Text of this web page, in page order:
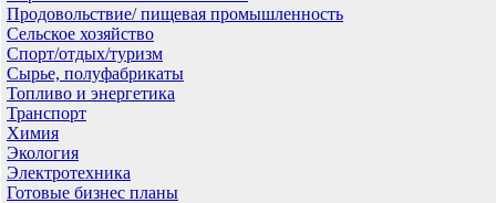
Продовольствие/ пищевая промышленность
Сельское хозяйство
Спорт/отдых/туризм
Сырье, полуфабрикаты
Топливо и энергетика
Транспорт
Химия
Экология
Электротехника
Готовые бизнес планы